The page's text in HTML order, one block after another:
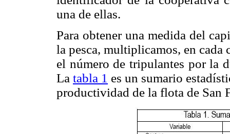
una de ellas.
Para obtener una medida del
la pesca, multiplicamos, en
el número de tripulantes por la
La tabla 1 es un sumario
productividad de la flota de San